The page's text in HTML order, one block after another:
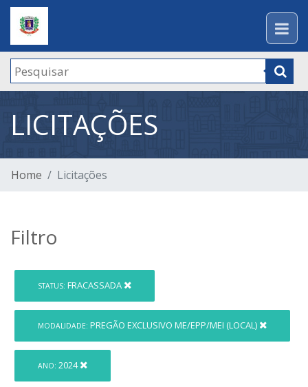
LICITAÇÕES
Home Licitações
Filtro
STATUS: FRACASSADA
MODALIDADE: PREGÃO EXCLUSIVO ME/EPP/MEI (LOCAL)
ANO: 2024